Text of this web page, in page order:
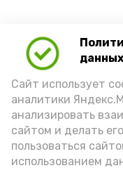
данных
Сайт использует
аналитики
анализировать
сайтом и делать
пользоваться
использованием